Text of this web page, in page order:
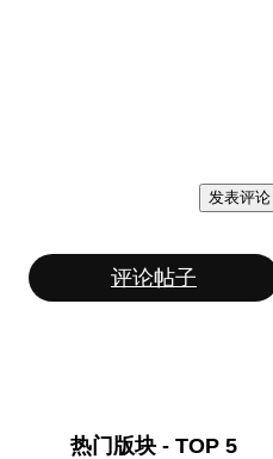
发表评论
评论帖子
热门版块 - TOP 5